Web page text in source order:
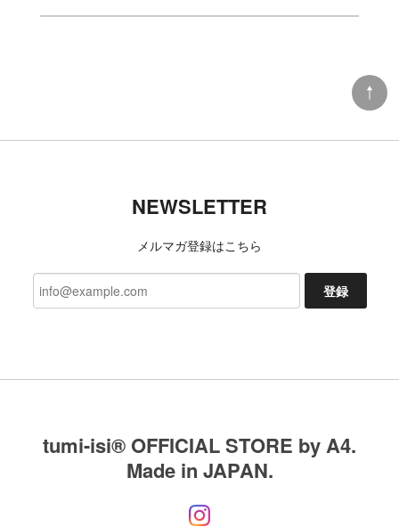
NEWSLETTER
メルマガ登録はこちら
登録
tumi-isi®︎ OFFICIAL STORE by A4.
Made in JAPAN.